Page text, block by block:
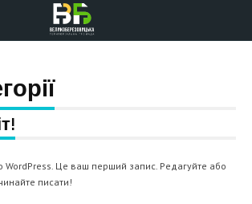
Це ваш перший запис. Редагуйте або
писати!